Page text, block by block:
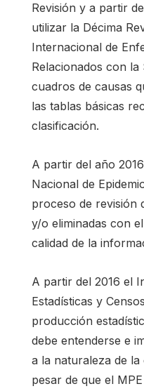
Revisión y a partir
utilizar la Décima
Internacional de
Relacionados con la
cuadros de causas
las tablas básicas
clasificación.
A partir del año
Nacional de
proceso de revisión
y/o eliminadas con
calidad de la
A partir del 2016 el
Estadísticas y
producción
debe entenderse e
a la naturaleza de
pesar de que el